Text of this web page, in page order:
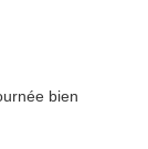
bien